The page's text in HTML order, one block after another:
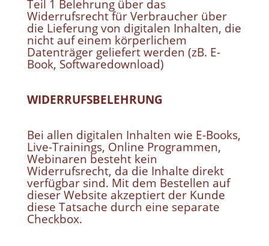
Teil 1 Belehrung über das
Widerrufsrecht für Verbraucher über
die Lieferung von digitalen Inhalten, die
nicht auf einem körperlichem
Datenträger geliefert werden (zB. E-
Book, Softwaredownload)
WIDERRUFSBELEHRUNG
Bei allen digitalen Inhalten wie E-Books,
Live-Trainings, Online Programmen,
Webinaren besteht kein
Widerrufsrecht, da die Inhalte direkt
verfügbar sind. Mit dem Bestellen auf
dieser Website akzeptiert der Kunde
diese Tatsache durch eine separate
Checkbox.